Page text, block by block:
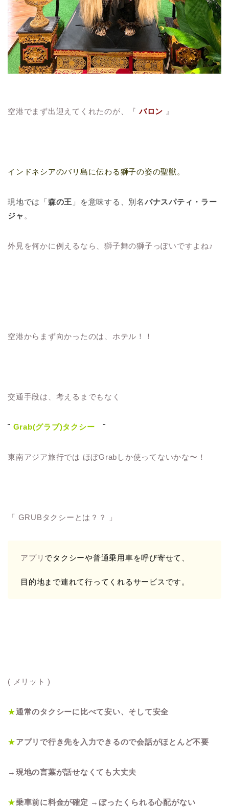
空港でまず出迎えてくれたのが、『バロン 』
インドネシアのバリ島に伝わる獅子の姿の聖獣。
現地では「森の王 」を意味する、別名バナスパティ・ラー
ジャ 。
外見を何かに例えるなら、獅子舞の獅子っぽいですよね♪
空港からまず向かったのは、ホテル！！
交通手段は、考えるまでもなく
¨ Grab(グラブ)タクシー¨
東南アジア旅行では ほぼGrabしか使ってないかな〜！
「 GRUBタクシーとは？？ 」
アプリ でタクシーや普通乗用車を呼び寄せて、
目的地まで連れて行ってくれるサービスです。
( メリット )
★通常のタクシーに比べて安い、そして安全
★アプリで行き先を入力できるので会話がほとんど不要
→ 現地の言葉が話せなくても大丈夫
★乗車前に料金が確定 →ぼったくられる心配がない